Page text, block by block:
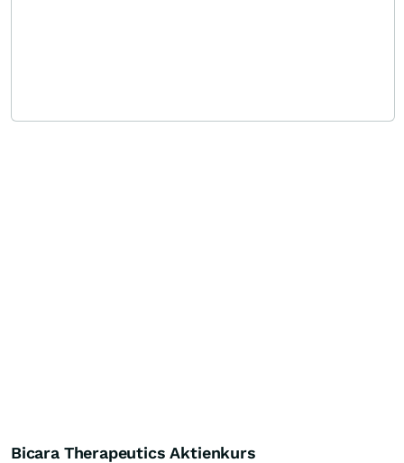
Bicara Therapeutics Aktienkurs